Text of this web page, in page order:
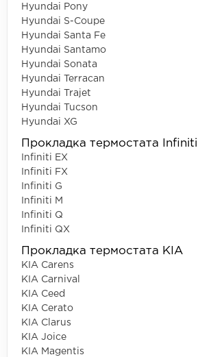
Hyundai Pony
Hyundai S-Coupe
Hyundai Santa Fe
Hyundai Santamo
Hyundai Sonata
Hyundai Terracan
Hyundai Trajet
Hyundai Tucson
Hyundai XG
Прокладка термостата Infiniti
Infiniti EX
Infiniti FX
Infiniti G
Infiniti M
Infiniti Q
Infiniti QX
Прокладка термостата KIA
KIA Carens
KIA Carnival
KIA Ceed
KIA Cerato
KIA Clarus
KIA Joice
KIA Magentis